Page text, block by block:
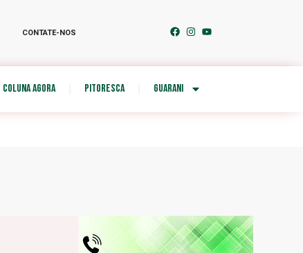
CONTATE-NOS
COLUNA AGORA PITORESCA GUARANI